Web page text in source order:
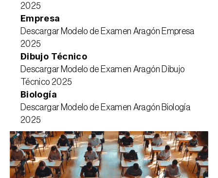
2025
Empresa
Descargar Modelo de Examen Aragón Empresa
2025
Dibujo Técnico
Descargar Modelo de Examen Aragón Dibujo
Técnico 2025
Biología
Descargar Modelo de Examen Aragón Biología
2025